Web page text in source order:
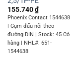
155.740₫
Phoenix Contact 1544638
| Cụm đấu nối theo
đường DIN | Stock: 45 Có
hàng | NHL#: 651-
1544638